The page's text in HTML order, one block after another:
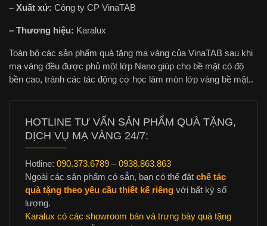
– Xuất xứ: Công ty CP VinaTAB
– Thương hiệu: Karalux
Toàn bộ các sản phẩm quà tặng mạ vàng của VinaTAB sau khi
mạ vàng đều được phủ một lớp Nano giúp cho bề mặt có độ
bền cao, tránh các tác động cơ học làm mòn lớp vàng bề mặt..
HOTLINE TƯ VẤN SẢN PHẨM QUÀ TẶNG,
DỊCH VỤ MẠ VÀNG 24/7:
Hotline: 090.373.6789 –0938.863.863
Ngoài các sản phẩm có sẵn, bạn có thể đặt chế tác
quà tặng theo yêu cầu thiết kế riêng với bất kỳ số
lượng.
Karalux có các showroom bán và trưng bày quà tặng